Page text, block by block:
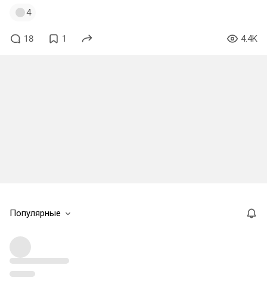
4
18 1 4.4K
Популярные